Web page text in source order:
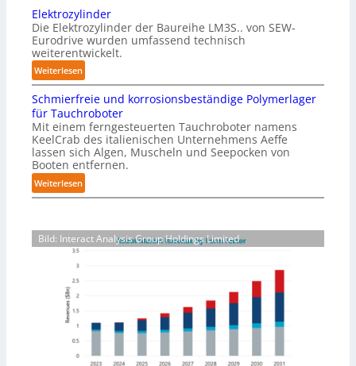
-
B
e
l
d
u
n
g
f
ü
r
K
t
o
n
s
i
b
l
i
n
g
e
r
g
e
i
Elektrozylinder
Die Elektrozylinder der Baureihe LM3S.. von SEW-
Eurodrive wurden umfassend technisch
weiterentwickelt.
Weiterlesen:
E
l
e
k
t
r
o
z
i
n
Schmierfreie und korrosionsbeständige Polymerlager
für Tauchroboter
Mit einem ferngesteuerten Tauchroboter namens
KeelCrab des italienischen Unternehmens Aeffe
lassen sich Algen, Muscheln und Seepocken von
Booten entfernen.
Weiterlesen:
S
m
Bild: Interact Analysis Group Holdings Limited